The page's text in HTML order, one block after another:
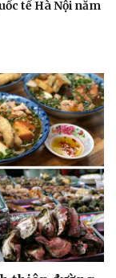
tế Hà Nội năm